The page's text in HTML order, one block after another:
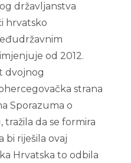
državljanstva
hrvatsko
od 2012.
dvojnog
strana
Sporazuma o
da se formira
bi riješila ovaj
Hrvatska to odbila